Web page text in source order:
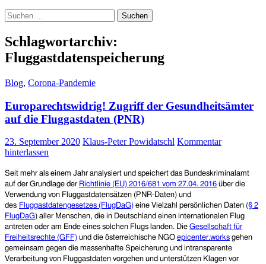
Suchen
nach:
Schlagwortarchiv:
Fluggastdatenspeicherung
Blog, Corona-Pandemie
Europarechtswidrig! Zugriff der Gesundheitsämter
auf die Fluggastdaten (PNR)
23. September 2020 Klaus-Peter Powidatschl Kommentar
hinterlassen
Seit mehr als einem Jahr analysiert und speichert das Bundeskriminalamt
auf der Grundlage der Richtlinie (EU) 2016/681 vom 27.04. 2016 über die
Verwendung von Fluggastdatensätzen (PNR-Daten) und
des Fluggastdatengesetzes (FlugDaG) eine Vielzahl persönlichen Daten (§ 2
FlugDaG) aller Menschen, die in Deutschland einen internationalen Flug
antreten oder am Ende eines solchen Flugs landen. Die Gesellschaft für
Freiheitsrechte (GFF) und die österreichische NGO epicenter.works gehen
gemeinsam gegen die massenhafte Speicherung und intransparente
Verarbeitung von Fluggastdaten vorgehen und unterstützen Klagen vor